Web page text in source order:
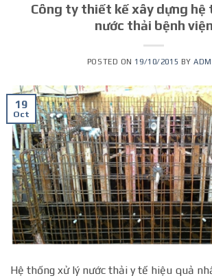
Công ty thiết kế xây dựng hệ
nước thải bệnh viện
POSTED ON 19/10/2015 BY
19
Oct
Hệ thống xử lý nước thải y tế hiệu quả